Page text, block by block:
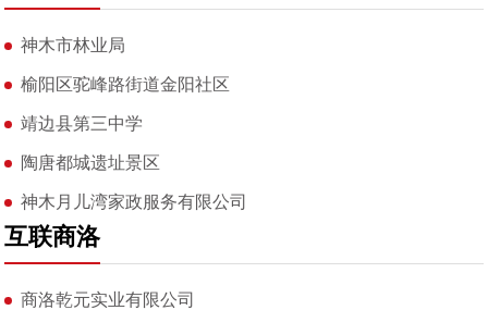
神木市林业局
榆阳区驼峰路街道金阳社区
靖边县第三中学
陶唐都城遗址景区
神木月儿湾家政服务有限公司
互联商洛
商洛乾元实业有限公司